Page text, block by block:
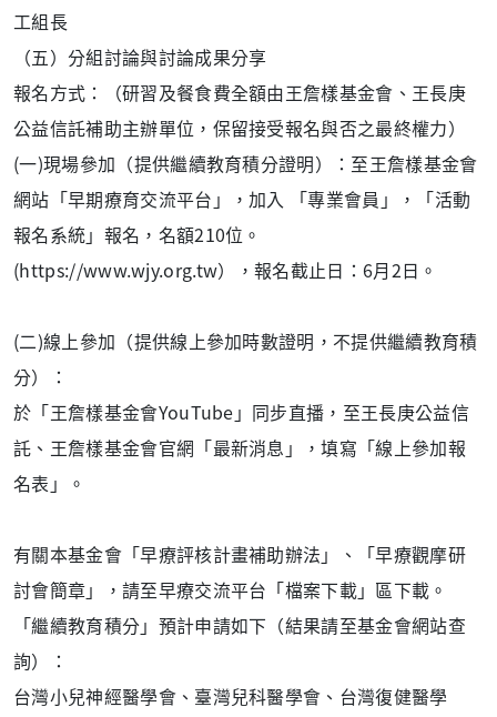
工組長
（五）分組討論與討論成果分享
報名方式：（研習及餐食費全額由王詹樣基金會、王長庚
公益信託補助主辦單位，保留接受報名與否之最終權力）
(一)現場參加（提供繼續教育積分證明）：至王詹樣基金會
網站「早期療育交流平台」，加入 「專業會員」，「活動
報名系統」報名，名額210位。
(https://www.wjy.org.tw），報名截止日：6月2日。
(二)線上參加（提供線上參加時數證明，不提供繼續教育積
分）：
於「王詹樣基金會YouTube」同步直播，至王長庚公益信
託、王詹樣基金會官網「最新消息」，填寫「線上參加報
名表」。
有關本基金會「早療評核計畫補助辦法」、「早療觀摩研
討會簡章」，請至早療交流平台「檔案下載」區下載。
「繼續教育積分」預計申請如下（結果請至基金會網站查
詢）：
台灣小兒神經醫學會、臺灣兒科醫學會、台灣復健醫學